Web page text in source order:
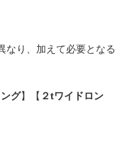
なり、加えて必要となる
グ】【 ２tワイドロン